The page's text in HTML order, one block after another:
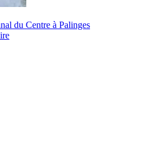
du Centre à Palinges